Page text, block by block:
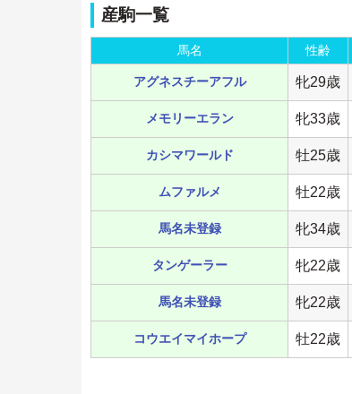
産駒一覧
馬名 性齢
アグネスチーアフル 牝29歳
メモリーエラン 牝33歳
カシマワールド 牡25歳
ムファルメ 牡22歳
馬名未登録 牝34歳
タンゲーラー 牝22歳
馬名未登録 牝22歳
コウエイマイホープ 牡22歳